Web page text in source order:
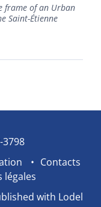
frame of an Urban
Saint-Étienne
3798
Contacts
légales
with Lodel